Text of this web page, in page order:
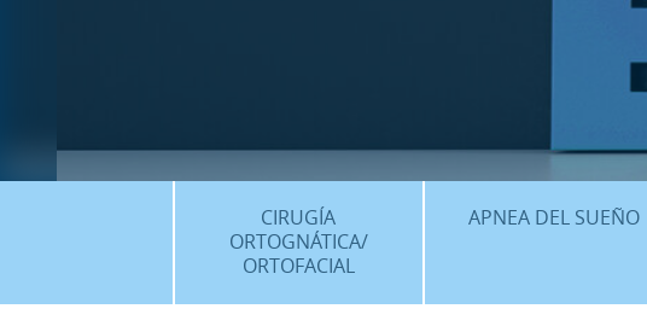
CIRUGÍA
ORTOGNÁTICA/
ORTOFACIAL
APNEA DEL SUEÑO